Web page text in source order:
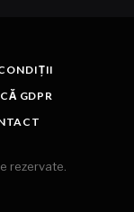
GDPR
rezervate.